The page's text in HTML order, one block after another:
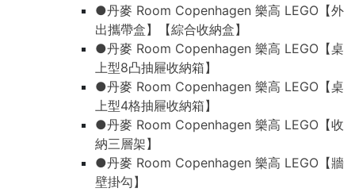
●丹麥 Room Copenhagen 樂高 LEGO【外
出攜帶盒】【綜合收納盒】
●丹麥 Room Copenhagen 樂高 LEGO【桌
上型8凸抽屜收納箱】
●丹麥 Room Copenhagen 樂高 LEGO【桌
上型4格抽屜收納箱】
●丹麥 Room Copenhagen 樂高 LEGO【收
納三層架】
●丹麥 Room Copenhagen 樂高 LEGO【牆
壁掛勾】